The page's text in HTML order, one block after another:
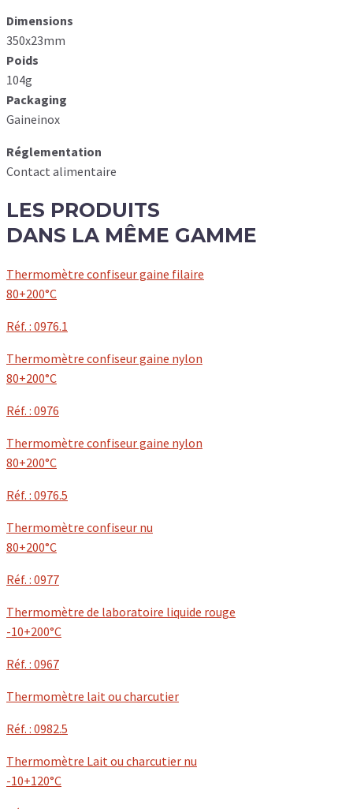
Dimensions
350x23mm
Poids
104g
Packaging
Gaineinox
Réglementation
Contact alimentaire
LES PRODUITS
DANS LA MÊME GAMME
Thermomètre confiseur gaine filaire
80+200°C
Réf. : 0976.1
Thermomètre confiseur gaine nylon
80+200°C
Réf. : 0976
Thermomètre confiseur gaine nylon
80+200°C
Réf. : 0976.5
Thermomètre confiseur nu
80+200°C
Réf. : 0977
Thermomètre de laboratoire liquide rouge
-10+200°C
Réf. : 0967
Thermomètre lait ou charcutier
Réf. : 0982.5
Thermomètre Lait ou charcutier nu
-10+120°C